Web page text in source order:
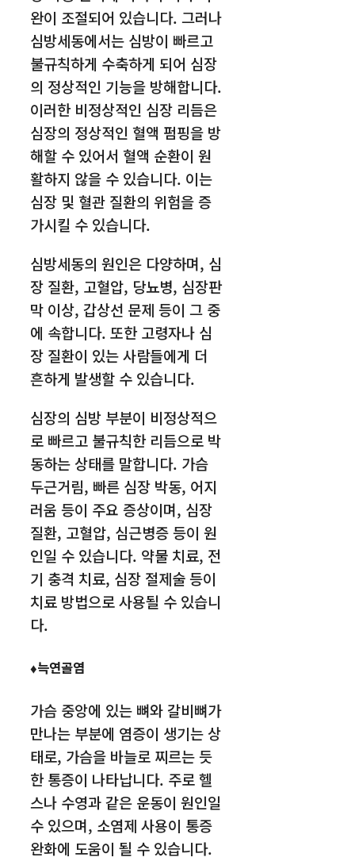
완이 조절되어 있습니다. 그러나
심방세동에서는 심방이 빠르고
불규칙하게 수축하게 되어 심장
의 정상적인 기능을 방해합니다.
이러한 비정상적인 심장 리듬은
심장의 정상적인 혈액 펌핑을 방
해할 수 있어서 혈액 순환이 원
활하지 않을 수 있습니다. 이는
심장 및 혈관 질환의 위험을 증
가시킬 수 있습니다.
심방세동의 원인은 다양하며, 심
장 질환, 고혈압, 당뇨병, 심장판
막 이상, 갑상선 문제 등이 그 중
에 속합니다. 또한 고령자나 심
장 질환이 있는 사람들에게 더
흔하게 발생할 수 있습니다.
심장의 심방 부분이 비정상적으
로 빠르고 불규칙한 리듬으로 박
동하는 상태를 말합니다. 가슴
두근거림, 빠른 심장 박동, 어지
러움 등이 주요 증상이며, 심장
질환, 고혈압, 심근병증 등이 원
인일 수 있습니다. 약물 치료, 전
기 충격 치료, 심장 절제술 등이
치료 방법으로 사용될 수 있습니
다.
♦늑연골염
가슴 중앙에 있는 뼈와 갈비뼈가
만나는 부분에 염증이 생기는 상
태로, 가슴을 바늘로 찌르는 듯
한 통증이 나타납니다. 주로 헬
스나 수영과 같은 운동이 원인일
수 있으며, 소염제 사용이 통증
완화에 도움이 될 수 있습니다.